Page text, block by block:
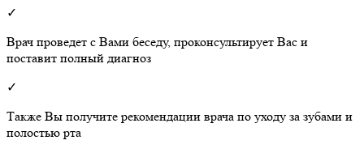
✓
Врач проведет с Вами беседу, проконсультирует Вас и
поставит полный диагноз
✓
Также Вы получите рекомендации врача по уходу за зубами и
полостью рта